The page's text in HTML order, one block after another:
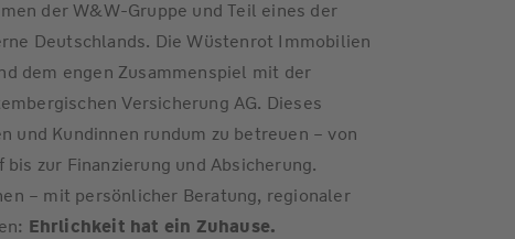
der W&W-Gruppe und Teil eines der
Deutschlands. Die Wüstenrot Immobilien
dem engen Zusammenspiel mit der
Versicherung AG. Dieses
und Kundinnen rundum zu betreuen – von
zur Finanzierung und Absicherung.
– mit persönlicher Beratung, regionaler
Ehrlichkeit hat ein Zuhause.